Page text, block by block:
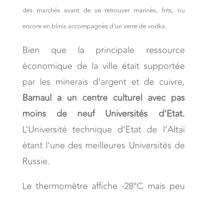
des marchés avant de se retrouver marinés, frits, ou
encore en blinis accompagnés d’un verre de vodka.
Bien que la principale ressource
économique de la ville était supportée
par les minerais d’argent et de cuivre,
Barnaul a un centre culturel avec pas
moins de neuf Universités d’Etat.
L’Université technique d’Etat de l’Altaï
étant l’une des meilleures Universités de
Russie.
Le thermomètre affiche -28°C mais peu